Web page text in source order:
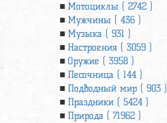
Мотоциклы ( 2742 )
Мужчины ( 436 )
Музыка ( 931 )
Настроения ( 3059 )
Оружие ( 3958 )
Песочница ( 144 )
Подводный мир ( 903 )
Праздники ( 5424 )
Природа ( 71962 )